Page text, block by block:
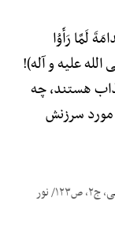
لَمَّا رَأَوُا
علیه و آله)!
هستند، چه
مورد سرزنش
بحار الأنوار، ج۸، ص۲۹۴/ القمی، ج۱، ص۳۱۳/ العیاشی، ج۲، ص۱۲۳/ نور